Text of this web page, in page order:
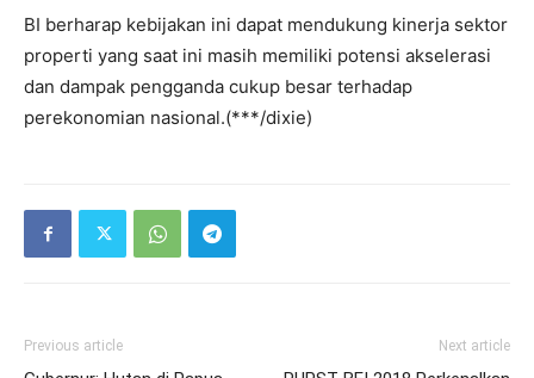
BI berharap kebijakan ini dapat mendukung kinerja sektor
properti yang saat ini masih memiliki potensi akselerasi
dan dampak pengganda cukup besar terhadap
perekonomian nasional.(***/dixie)
Previous article Next article